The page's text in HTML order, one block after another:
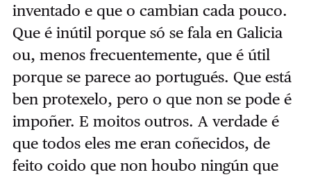
inventado e que o cambian cada pouco.
Que é inútil porque só se fala en Galicia
ou, menos frecuentemente, que é útil
porque se parece ao portugués. Que está
ben protexelo, pero o que non se pode é
impoñer. E moitos outros. A verdade é
que todos eles me eran coñecidos, de
feito coido que non houbo ningún que